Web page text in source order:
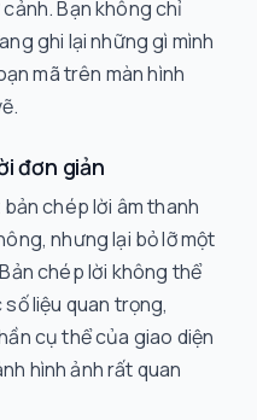
Bạn không chỉ
ghi lại những gì mình
mã trên màn hình
đơn giản
chép lời âm thanh
nhưng lại bỏ lỡ một
chép lời không thể
liệu quan trọng,
cụ thể của giao diện
hình ảnh rất quan